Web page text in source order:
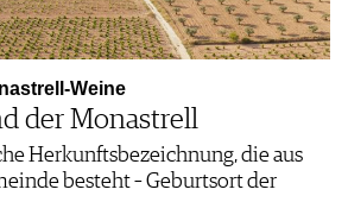
Weine
der Monastrell
Herkunftsbezeichnung, die aus
besteht – Geburtsort der